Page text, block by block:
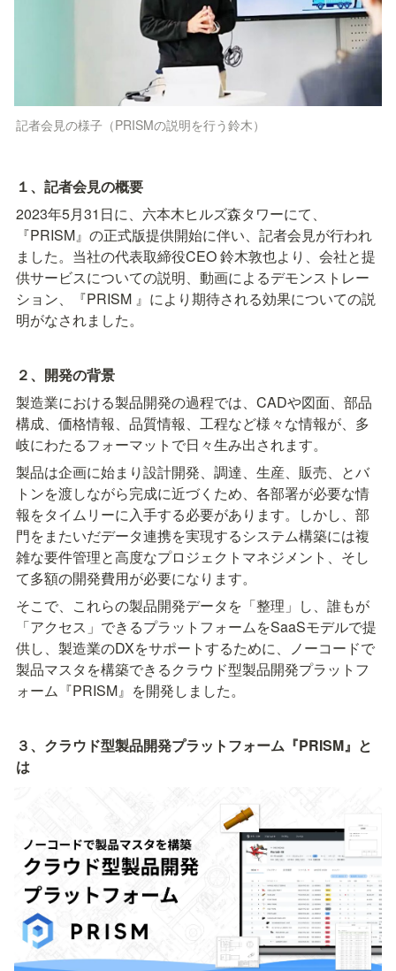
記者会見の様子（PRISMの説明を行う鈴木）
１、記者会見の概要
2023年5月31日に、六本木ヒルズ森タワーにて、
『PRISM』の正式版提供開始に伴い、記者会見が行われ
ました。当社の代表取締役CEO 鈴木敦也より、会社と提
供サービスについての説明、動画によるデモンストレー
ション、『PRISM 』により期待される効果についての説
明がなされました。
２、開発の背景
製造業における製品開発の過程では、CADや図面、部品
構成、価格情報、品質情報、工程など様々な情報が、多
岐にわたるフォーマットで日々生み出されます。
製品は企画に始まり設計開発、調達、生産、販売、とバ
トンを渡しながら完成に近づくため、各部署が必要な情
報をタイムリーに入手する必要があります。しかし、部
門をまたいだデータ連携を実現するシステム構築には複
雑な要件管理と高度なプロジェクトマネジメント、そし
て多額の開発費用が必要になります。
そこで、これらの製品開発データを「整理」し、誰もが
「アクセス」できるプラットフォームをSaaSモデルで提
供し、製造業のDXをサポートするために、ノーコードで
製品マスタを構築できるクラウド型製品開発プラットフ
ォーム『PRISM』を開発しました。
３、クラウド型製品開発プラットフォーム『PRISM』と
は